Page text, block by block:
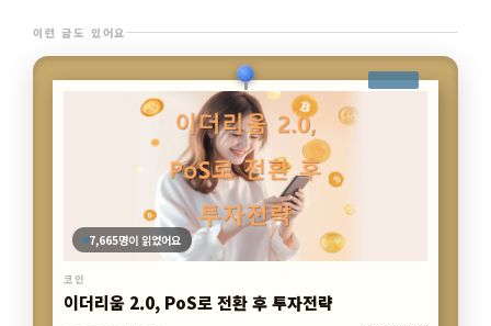
이런 글도 있어요
7,439명이 읽었어요
코인
NFT 프로젝트, 투자 전 반드시 확인할 점